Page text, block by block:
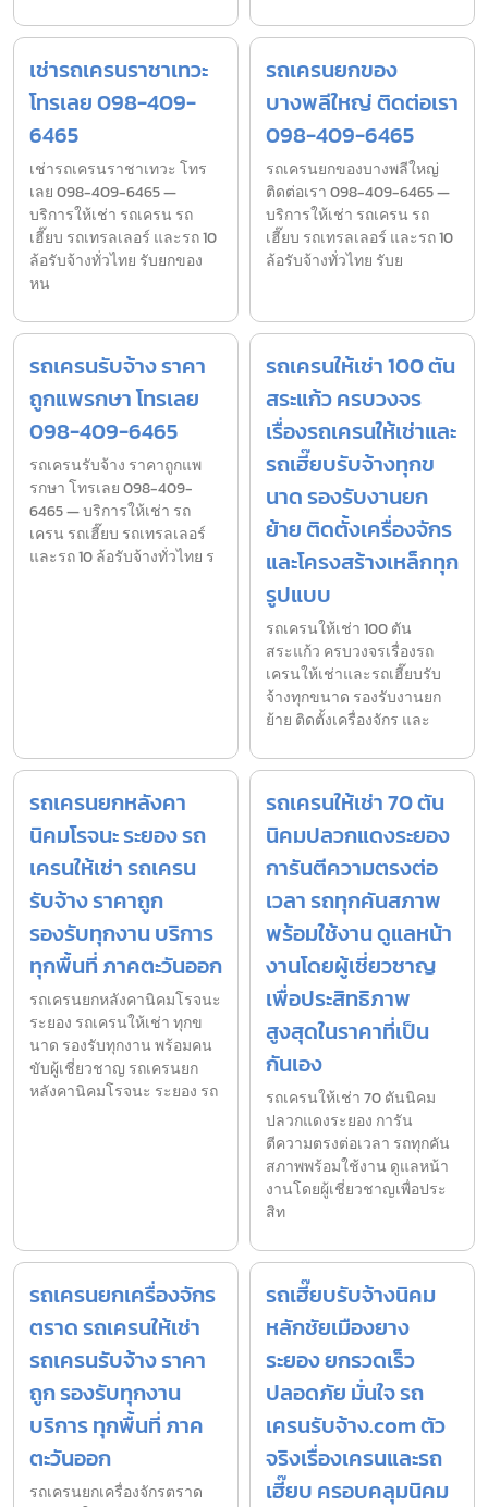
เช่ารถเครนราชาเทวะ
โทรเลย 098-409-
6465
เช่ารถเครนราชาเทวะ โทร
เลย 098-409-6465 —
บริการให้เช่า รถเครน รถ
เฮี๊ยบ รถเทรลเลอร์ และรถ 10
ล้อรับจ้างทั่วไทย รับยกของ
หน
รถเครนยกของ
บางพลีใหญ่ ติดต่อเรา
098-409-6465
รถเครนยกของบางพลีใหญ่
ติดต่อเรา 098-409-6465 —
บริการให้เช่า รถเครน รถ
เฮี๊ยบ รถเทรลเลอร์ และรถ 10
ล้อรับจ้างทั่วไทย รับย
รถเครนรับจ้าง ราคา
ถูกแพรกษา โทรเลย
098-409-6465
รถเครนรับจ้าง ราคาถูกแพ
รกษา โทรเลย 098-409-
6465 — บริการให้เช่า รถ
เครน รถเฮี๊ยบ รถเทรลเลอร์
และรถ 10 ล้อรับจ้างทั่วไทย ร
รถเครนให้เช่า 100 ตัน
สระแก้ว ครบวงจร
เรื่องรถเครนให้เช่าและ
รถเฮี๊ยบรับจ้างทุกข
นาด รองรับงานยก
ย้าย ติดตั้งเครื่องจักร
และโครงสร้างเหล็กทุก
รูปแบบ
รถเครนให้เช่า 100 ตัน
สระแก้ว ครบวงจรเรื่องรถ
เครนให้เช่าและรถเฮี๊ยบรับ
จ้างทุกขนาด รองรับงานยก
ย้าย ติดตั้งเครื่องจักร และ
รถเครนยกหลังคา
นิคมโรจนะ ระยอง รถ
เครนให้เช่า รถเครน
รับจ้าง ราคาถูก
รองรับทุกงาน บริการ
ทุกพื้นที่ ภาคตะวันออก
รถเครนยกหลังคานิคมโรจนะ
ระยอง รถเครนให้เช่า ทุกข
นาด รองรับทุกงาน พร้อมคน
ขับผู้เชี่ยวชาญ รถเครนยก
หลังคานิคมโรจนะ ระยอง รถ
รถเครนให้เช่า 70 ตัน
นิคมปลวกแดงระยอง
การันตีความตรงต่อ
เวลา รถทุกคันสภาพ
พร้อมใช้งาน ดูแลหน้า
งานโดยผู้เชี่ยวชาญ
เพื่อประสิทธิภาพ
สูงสุดในราคาที่เป็น
กันเอง
รถเครนให้เช่า 70 ตันนิคม
ปลวกแดงระยอง การัน
ตีความตรงต่อเวลา รถทุกคัน
สภาพพร้อมใช้งาน ดูแลหน้า
งานโดยผู้เชี่ยวชาญเพื่อประ
สิท
รถเครนยกเครื่องจักร
ตราด รถเครนให้เช่า
รถเครนรับจ้าง ราคา
ถูก รองรับทุกงาน
บริการ ทุกพื้นที่ ภาค
ตะวันออก
รถเครนยกเครื่องจักรตราด
รถเฮี๊ยบรับจ้างนิคม
หลักชัยเมืองยาง
ระยอง ยกรวดเร็ว
ปลอดภัย มั่นใจ รถ
เครนรับจ้าง.com ตัว
จริงเรื่องเครนและรถ
เฮี๊ยบ ครอบคลุมนิคม